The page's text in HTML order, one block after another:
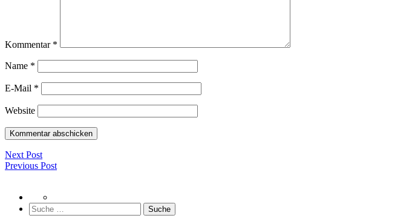
Kommentar *
Name *
E-Mail *
Website
Next Post
Previous Post
Suche
nach: